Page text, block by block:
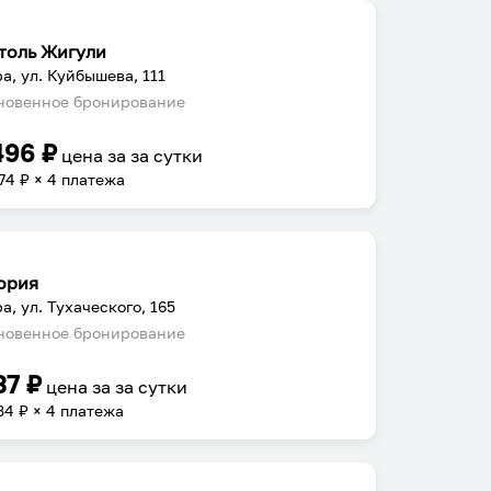
Жигули
ул. Куйбышева, 111
бронирование
₽ цена заза сутки
₽ × 4 платежа
ул. Тухаческого, 165
бронирование
₽ цена заза сутки
₽ × 4 платежа